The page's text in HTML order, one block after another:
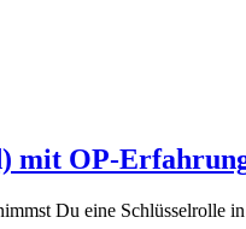
mit OP-
Du eine Schlüsselrolle